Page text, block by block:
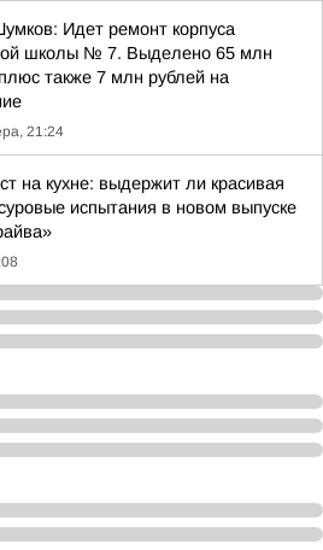
Идет ремонт корпуса
школы № 7. Выделено 65 млн
также 7 млн рублей на
21:24
на кухне: выдержит ли красивая
испытания в новом выпуске